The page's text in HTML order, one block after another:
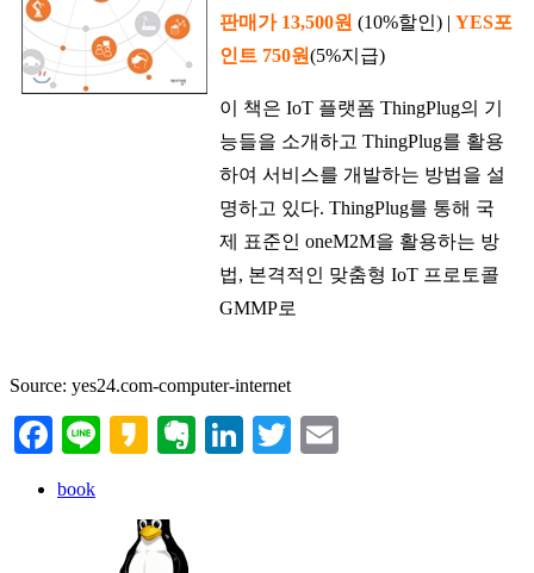
판매가 13,500원 (10%할인) | YES포
인트 750원(5%지급)
이 책은 IoT 플랫폼 ThingPlug의 기
능들을 소개하고 ThingPlug를 활용
하여 서비스를 개발하는 방법을 설
명하고 있다. ThingPlug를 통해 국
제 표준인 oneM2M을 활용하는 방
법, 본격적인 맞춤형 IoT 프로토콜
GMMP로
Source: yes24.com-computer-internet
Facebook
LineKakaoEvernote
LinkedIn
Twitter
book